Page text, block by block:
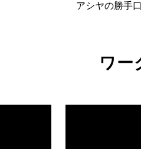
アシヤの勝手
ワー